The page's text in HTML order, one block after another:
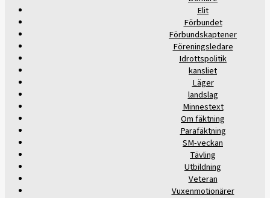
Elit
Förbundet
Förbundskaptener
Föreningsledare
Idrottspolitik
kansliet
Läger
landslag
Minnestext
Om fäktning
Parafäktning
SM-veckan
Tävling
Utbildning
Veteran
Vuxenmotionärer